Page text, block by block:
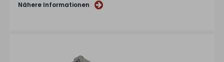
Nähere Informationen